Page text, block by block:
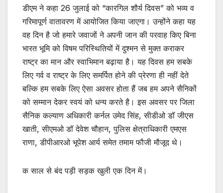
डीएम ने कहा 26 जुलाई को “कारगिल शौर्य दिवस” को भव्य व
गरिमापूर्ण वातावरण में आयोजित किया जाएगा। उन्होंने कहा यह
वह दिन है जो हमारे जवाजों ने अपनी जान की परवाह किए बिना
भारत भूमि को विषम परिस्थितियों में दुश्मन से मुक्त कराकर
राष्ट्र का मान और स्वाभिमान बढ़ाया है। यह दिवस हम सबके
लिए गर्व व राष्ट्र के लिए समर्पित होने की प्रेरणा ही नहीं देते
बल्कि हम सबके लिए ऐसा अवसर होता हैं जब हम अपने सैनिकों
को सम्मान देकर स्वयं को धन्य करते है। इस अवसर पर जिला
सैनिक कल्याण अधिकारी कर्नल उमेद सिंह, सीडीओ डॉ जीएस
खाती, सीएमओ डॉ देवेश चौहान, पुलिस क्षेत्राधिकारी एमएस
राणा, डीपीआरओ भूपेश आर्य समेत तमाम फौजी मौजूद थे।
क साल से बंद पड़ी सड़क खुली एक दिन में।